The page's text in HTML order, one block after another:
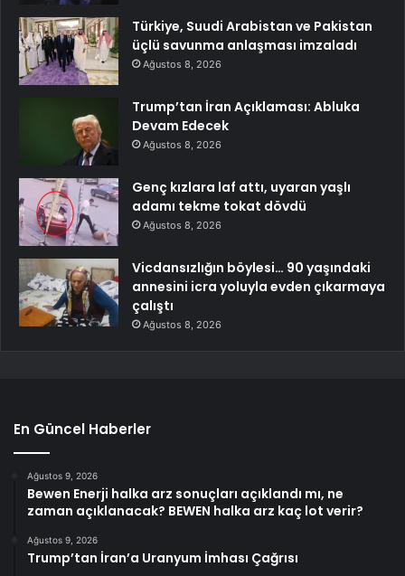
Türkiye, Suudi Arabistan ve Pakistan
üçlü savunma anlaşması imzaladı
Ağustos 8, 2026
Trump’tan İran Açıklaması: Abluka
Devam Edecek
Ağustos 8, 2026
Genç kızlara laf attı, uyaran yaşlı
adamı tekme tokat dövdü
Ağustos 8, 2026
Vicdansızlığın böylesi… 90 yaşındaki
annesini icra yoluyla evden çıkarmaya
çalıştı
Ağustos 8, 2026
En Güncel Haberler
Ağustos 9, 2026
Bewen Enerji halka arz sonuçları açıklandı mı, ne
zaman açıklanacak? BEWEN halka arz kaç lot verir?
Ağustos 9, 2026
Trump’tan İran’a Uranyum İmhası Çağrısı